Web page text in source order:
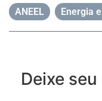
ANEEL Energia
Deixe